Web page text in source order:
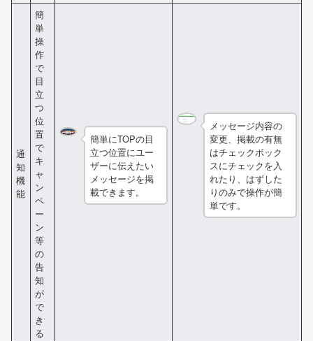
通
知
機
能
簡
単
操
作
で
目
立
つ
位
置
で
キ
ャ
ン
ペ
ー
ン
等
の
告
知
が
で
き
る
簡単にTOPの目
立つ位置にユー
ザーに伝えたい
メッセージを掲
載できます。
メッセージ内容の
変更、掲載の有無
はチェックボック
スにチェックを入
れたり、はずした
りのみで操作が簡
単です。